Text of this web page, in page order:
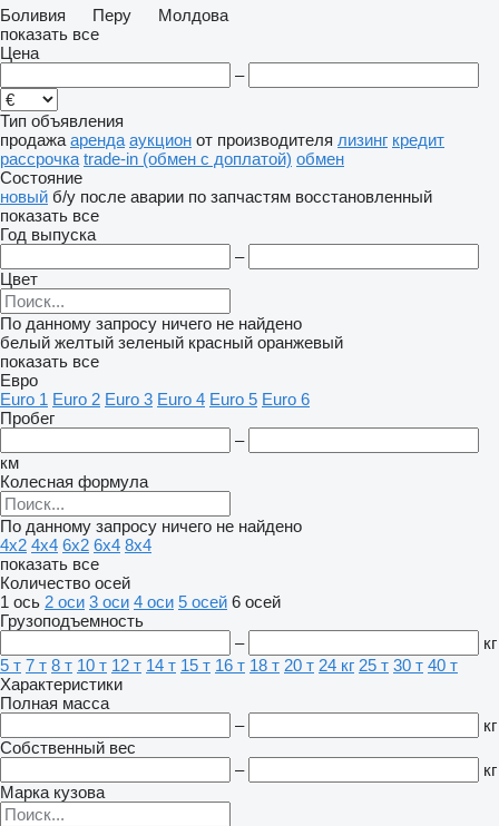
Боливия
Перу
Молдова
показать все
Цена
–
Тип объявления
продажа аренда аукцион от производителя лизинг кредит
рассрочка trade-in (обмен с доплатой) обмен
Состояние
новый б/у после аварии по запчастям восстановленный
показать все
Год выпуска
–
Цвет
По данному запросу ничего не найдено
белый желтый зеленый красный оранжевый
показать все
Евро
Euro 1 Euro 2 Euro 3 Euro 4 Euro 5 Euro 6
Пробег
–
км
Колесная формула
По данному запросу ничего не найдено
4x2 4x4 6x2 6x4 8x4
показать все
Количество осей
1 ось 2 оси 3 оси 4 оси 5 осей 6 осей
Грузоподъемность
–
кг
5 т 7 т 8 т 10 т 12 т 14 т 15 т 16 т 18 т 20 т 24 кг 25 т 30 т 40 т
Характеристики
Полная масса
–
кг
Собственный вес
–
кг
Марка кузова